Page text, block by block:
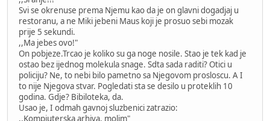
Svi se okrenuse prema Njemu kao da je on glavni dogadjaj u
restoranu, a ne Miki jebeni Maus koji je prosuo sebi mozak
prije 5 sekundi.
,,Ma jebes ovo!"
On pobjeze.Trcao je koliko su ga noge nosile. Stao je tek kad je
ostao bez ijednog molekula snage. Sdta sada raditi? Otici u
policiju? Ne, to nebi bilo pametno sa Njegovom prosloscu. A I
to nije Njegova stvar. Pogledati sta se desilo u proteklih 10
godina. Gdje? Bibiloteka, da.
Usao je, I odmah gavnoj sluzbenici zatrazio:
,,Kompjuterska arhiva, molim"